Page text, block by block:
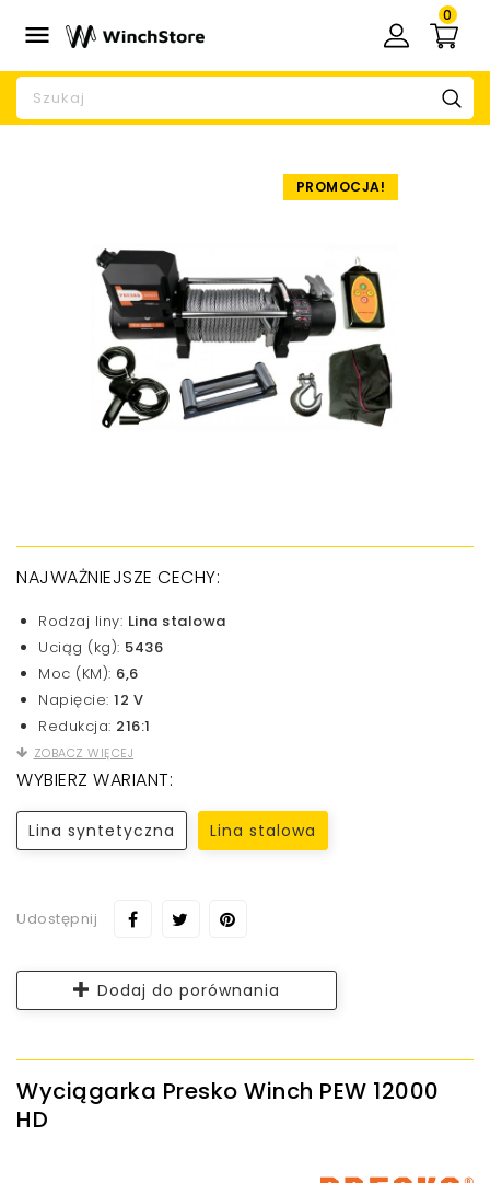

0
PROMOCJA!
NAJWAŻNIEJSZE CECHY:
Rodzaj liny: Lina stalowa
Uciąg (kg): 5436
Moc (KM): 6,6
Napięcie: 12 V
Redukcja: 216:1
ZOBACZ WIĘCEJ
WYBIERZ WARIANT:
Lina syntetyczna Lina stalowa
Udostępnij
Dodaj do porównania
Wyciągarka Presko Winch PEW 12000
HD